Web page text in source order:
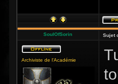
SoulOfSorin Sujet
Archiviste de l'Académie